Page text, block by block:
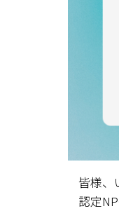
皆様、
認定